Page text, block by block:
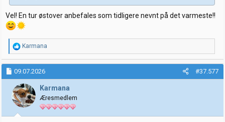
Vel! En tur østover anbefales som tidligere nevnt på det varmeste!!
R
e
a
k
s
j
o
n
e
r
Karmana
09.07.2026 #37.577
Karmana
Æresmedlem